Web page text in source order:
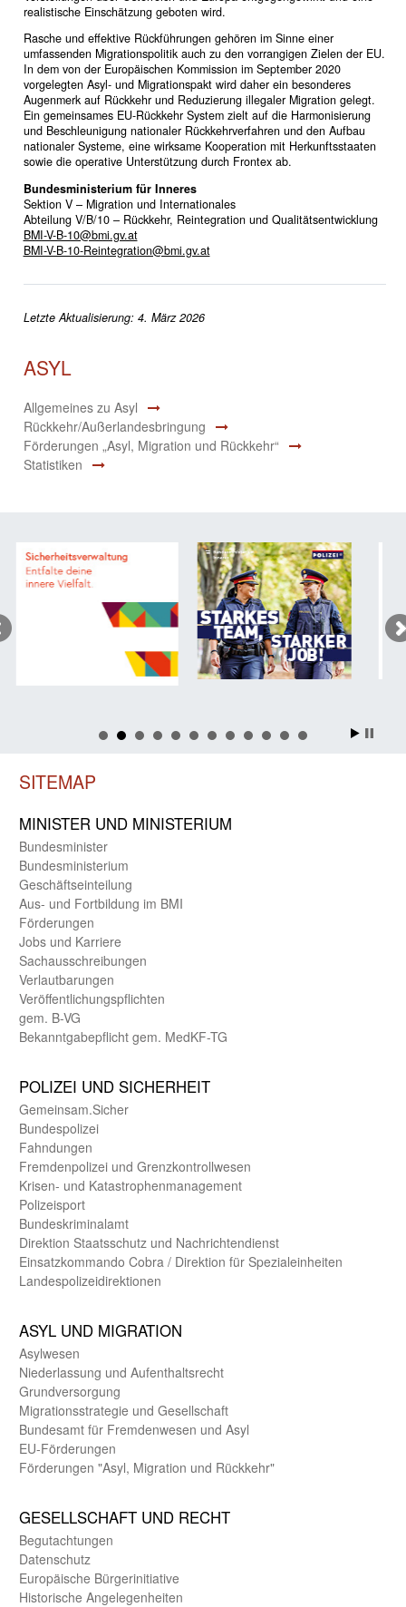
realistische Einschätzung geboten wird.
Rasche und effektive Rückführungen gehören im Sinne einer
umfassenden Migrationspolitik auch zu den vorrangigen Zielen der EU.
In dem von der Europäischen Kommission im September 2020
vorgelegten Asyl- und Migrationspakt wird daher ein besonderes
Augenmerk auf Rückkehr und Reduzierung illegaler Migration gelegt.
Ein gemeinsames EU-Rückkehr System zielt auf die Harmonisierung
und Beschleunigung nationaler Rückkehrverfahren und den Aufbau
nationaler Systeme, eine wirksame Kooperation mit Herkunftsstaaten
sowie die operative Unterstützung durch Frontex ab.
Bundesministerium für Inneres
Sektion V – Migration und Internationales
Abteilung V/B/10 – Rückkehr, Reintegration und Qualitätsentwicklung
BMI-V-B-10@bmi.gv.at
BMI-V-B-10-Reintegration@bmi.gv.at
Letzte Aktualisierung: 4. März 2026
ASYL
Allgemeines zu Asyl
Rückkehr/Außerlandesbringung
Förderungen „Asyl, Migration und Rückkehr“
Statistiken
SITEMAP
MINISTER UND MINIST­ERIUM
Bundes­minister
Bundes­ministerium
Geschäfts­einteilung
Aus- und Fortbildung im BMI
Förderungen
Jobs und Karriere
Sachaus­schreibungen
Verlautbarungen
Veröffentlichungspflichten
gem. B-VG
Bekanntgabepflicht gem. MedKF-TG
POLIZEI UND SICHER­HEIT
Gemein­sam.Sicher
Bundes­polizei
Fahndungen
Fremdenpolizei und Grenzkontrollwesen
Krisen- und Katastrophen­management
Polizeisport
Bundes­kriminal­amt
Direktion Staats­schutz und Nach­richten­dienst
Einsatz­kommando Cobra / Direktion für Spezialeinheiten
Landes­polizei­direk­tionen
ASYL UND MIGRA­TION
Asyl­wesen
Nieder­lassung und Aufent­halts­recht
Grund­versorgung
Migrations­strategie und Gesell­schaft
Bundes­amt für Fremden­wesen und Asyl
EU-Förde­rungen
Förderungen "Asyl, Migration und Rückkehr"
GE­SELL­SCHAFT UND RECHT
Begut­achtungen
Daten­schutz
Europäische Bürger­initiative
Historische Angelegen­heiten